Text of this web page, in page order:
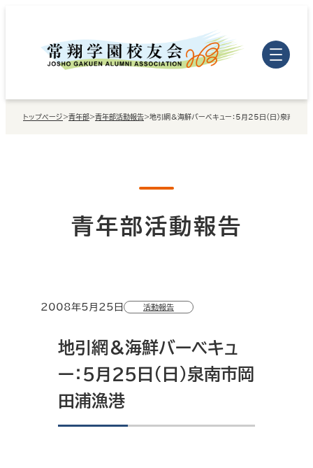
トップページ >青年部>青年部活動報告>地引網＆海鮮バーベキュー：5月25日（日）泉南市岡
青年部活動報告
2008年5月25日 活動報告
地引網＆海鮮バーベキュ
ー：5月25日（日）泉南市岡
田浦漁港